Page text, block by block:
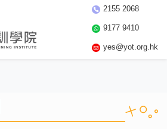
2155 2068
9177 9410
yes@yot.org.hk